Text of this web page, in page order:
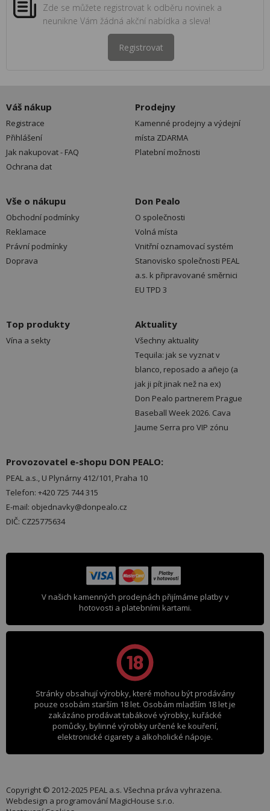
Zde se můžete registrovat k odběru novinek a
neunikne Vám žádná akční nabídka a sleva!
Registrovat
Váš nákup
Registrace
Přihlášení
Jak nakupovat - FAQ
Ochrana dat
Prodejny
Kamenné prodejny a výdejní
místa ZDARMA
Platební možnosti
Vše o nákupu
Obchodní podmínky
Reklamace
Právní podmínky
Doprava
Don Pealo
O společnosti
Volná místa
Vnitřní oznamovací systém
Stanovisko společnosti PEAL
a.s. k připravované směrnici
EU TPD 3
Top produkty
Vína a sekty
Aktuality
Všechny aktuality
Tequila: jak se vyznat v
blanco, reposado a añejo (a
jak ji pít jinak než na ex)
Don Pealo partnerem Prague
Baseball Week 2026. Cava
Jaume Serra pro VIP zónu
Provozovatel e-shopu DON PEALO:
PEAL a.s., U Plynárny 412/101, Praha 10
Telefon: +420 725 744 315
E-mail: objednavky@donpealo.cz
DIČ: CZ25775634
V našich kamenných prodejnách přijímáme platby v
hotovosti a platebními kartami.
Stránky obsahují výrobky, které mohou být prodávány
pouze osobám starším 18 let. Osobám mladším 18 let je
zakázáno prodávat tabákové výrobky, kuřácké
pomůcky, bylinné výrobky určené ke kouření,
elektronické cigarety a alkoholické nápoje.
Copyright © 2012-2025 PEAL a.s. Všechna práva vyhrazena.
Webdesign a programování MagicHouse s.r.o.